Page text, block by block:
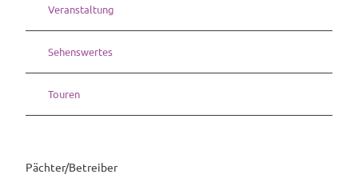
Veranstaltung
Sehenswertes
Touren
Pächter/Betreiber